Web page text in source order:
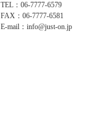
TEL：06-7777-6579
FAX：06-7777-6581
E-mail：info@just-on.jp